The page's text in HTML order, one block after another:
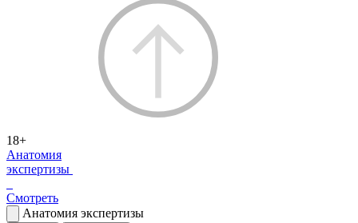
18+
Анатомия
экспертизы
Смотреть
Анатомия экспертизы